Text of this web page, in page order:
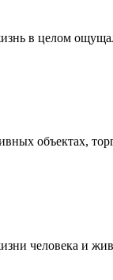
в целом
объектах,
человека и